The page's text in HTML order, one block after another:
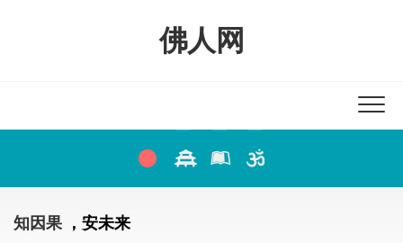
佛人网
知因果 ，安未来